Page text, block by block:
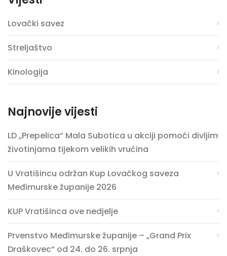
Lovački savez
Streljaštvo
Kinologija
Najnovije vijesti
LD „Prepelica“ Mala Subotica u akciji pomoći divljim
životinjama tijekom velikih vrućina
U Vratišincu održan Kup Lovačkog saveza
Međimurske županije 2026
KUP Vratišinca ove nedjelje
Prvenstvo Međimurske županije – „Grand Prix
Draškovec“ od 24. do 26. srpnja